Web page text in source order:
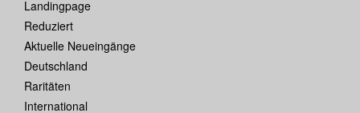
Landingpage
Reduziert
Aktuelle Neueingänge
Deutschland
Raritäten
International